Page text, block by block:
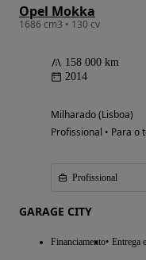
Opel Mokka
1686 cm3 • 130 cv
158 000 km
2014
Milharado (Lisboa)
Profissional • Para o
Profissional
GARAGE CITY
Financiamento Entrega